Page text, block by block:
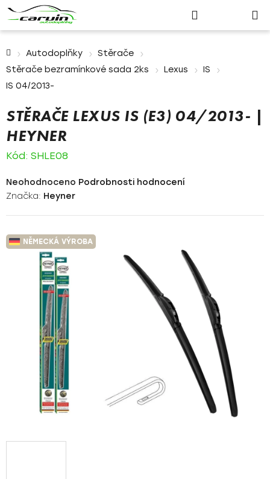
Přihlášení
košík
Autodoplňky
Stěrače
Stěrače bezramínkové sada 2ks
Lexus
IS
IS 04/2013-
STĚRAČE LEXUS IS (E3) 04/2013- |
HEYNER
Kód: SHLE08
Průměrné
hodnocení
0,0
z
hvězdiček.
Neohodnoceno Podrobnosti hodnocení
Značka: Heyner
NĚMECKÁ VÝROBA